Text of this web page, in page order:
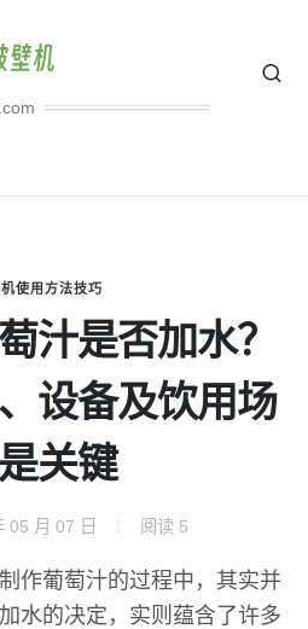
使用方法技巧
汁是否加水？
设备及饮用场
关键
05 月 07 日 阅读 5
制作葡萄汁的过程中，其实并
水的决定，实则蕴含了许多